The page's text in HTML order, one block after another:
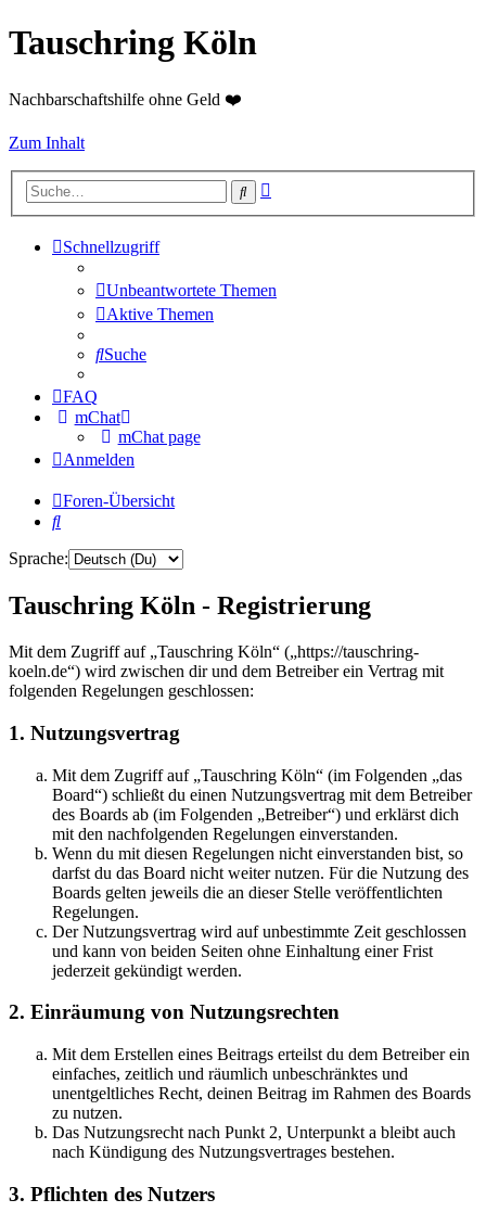
Tauschring Köln
Nachbarschaftshilfe ohne Geld ❤️
Zum Inhalt
Suche
Schnellzugriff
Unbeantwortete Themen
Aktive Themen
Suche
FAQ
mChat
mChat page
Anmelden
Foren-Übersicht
Suche
Sprache:
Tauschring Köln - Registrierung
Mit dem Zugriff auf „Tauschring Köln“ („https://tauschring-
koeln.de“) wird zwischen dir und dem Betreiber ein Vertrag mit
folgenden Regelungen geschlossen:
1. Nutzungsvertrag
Mit dem Zugriff auf „Tauschring Köln“ (im Folgenden „das
Board“) schließt du einen Nutzungsvertrag mit dem Betreiber
des Boards ab (im Folgenden „Betreiber“) und erklärst dich
mit den nachfolgenden Regelungen einverstanden.
Wenn du mit diesen Regelungen nicht einverstanden bist, so
darfst du das Board nicht weiter nutzen. Für die Nutzung des
Boards gelten jeweils die an dieser Stelle veröffentlichten
Regelungen.
Der Nutzungsvertrag wird auf unbestimmte Zeit geschlossen
und kann von beiden Seiten ohne Einhaltung einer Frist
jederzeit gekündigt werden.
2. Einräumung von Nutzungsrechten
Mit dem Erstellen eines Beitrags erteilst du dem Betreiber ein
einfaches, zeitlich und räumlich unbeschränktes und
unentgeltliches Recht, deinen Beitrag im Rahmen des Boards
zu nutzen.
Das Nutzungsrecht nach Punkt 2, Unterpunkt a bleibt auch
nach Kündigung des Nutzungsvertrages bestehen.
3. Pflichten des Nutzers